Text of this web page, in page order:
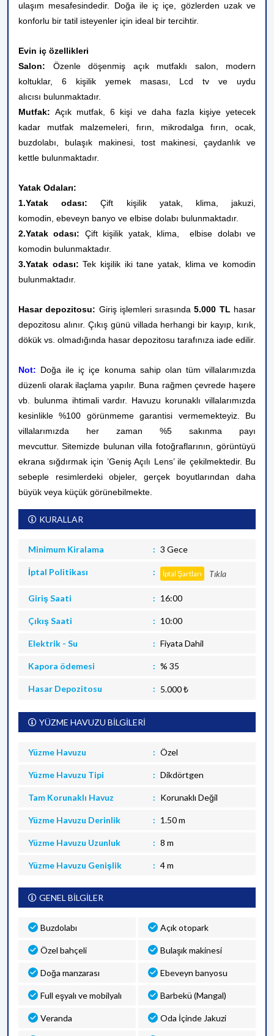
ulaşım mesafesindedir. Doğa ile iç içe, gözlerden uzak ve
konforlu bir tatil isteyenler için ideal bir tercihtir.
Evin iç özellikleri
Salon: Özenle döşenmiş açık mutfaklı salon, modern
koltuklar, 6 kişilik yemek masası, Lcd tv ve uydu
alıcısı bulunmaktadır.
Mutfak:Açık mutfak, 6 kişi ve daha fazla kişiye yetecek
kadar mutfak malzemeleri, fırın, mikrodalga fırın, ocak,
buzdolabı, bulaşık makinesi, tost makinesi, çaydanlık ve
kettle bulunmaktadır.
Yatak Odaları:
1.Yatak odası:Çift kişilik yatak, klima, jakuzi,
komodin, ebeveyn banyo ve elbise dolabı bulunmaktadır.
2.Yatak odası: Çift kişilik yatak, klima,
elbise dolabı ve
komodin bulunmaktadır.
3.Yatak odası:Tek kişilik iki tane yatak, klima ve komodin
bulunmaktadır.
Hasar depozitosu: Giriş işlemleri sırasında5.000 TL hasar
depozitosu alınır. Çıkış günü villada herhangi bir kayıp, kırık,
dökük vs. olmadığında hasar depozitosu tarafınıza iade edilir.
Not: Doğa ile iç içe konuma sahip olan tüm villalarımızda
düzenli olarak ilaçlama yapılır. Buna rağmen çevrede haşere
vb. bulunma ihtimali vardır. Havuzu korunaklı villalarımızda
kesinlikle %100 görünmeme garantisi vermemekteyiz. Bu
villalarımızda her zaman %5 sakınma payı
mevcuttur. Sitemizde bulunan villa fotoğraflarının, görüntüyü
ekrana sığdırmak için ’Geniş Açılı Lens’ ile çekilmektedir. Bu
sebeple resimlerdeki objeler, gerçek boyutlarından daha
büyük veya küçük görünebilmekte.
KURALLAR
Minimum Kiralama 3 Gece
İptal Politikası İptal Şartları Tıkla
Giriş Saati 16:00
Çıkış Saati 10:00
Elektrik - Su Fiyata Dahil
Kapora ödemesi % 35
Hasar Depozitosu 5.000 ₺
YÜZME HAVUZU BİLGİLERİ
Yüzme Havuzu Özel
Yüzme Havuzu Tipi Dikdörtgen
Tam Korunaklı Havuz Korunaklı Değil
Yüzme Havuzu Derinlik 1.50 m
Yüzme Havuzu Uzunluk 8 m
Yüzme Havuzu Genişlik 4 m
GENEL BİLGİLER
Buzdolabı Açık otopark
Özel bahçeli Bulaşık makinesi
Doğa manzarası Ebeveyn banyosu
Full eşyalı ve mobilyalı Barbekü (Mangal)
Veranda Oda İçinde Jakuzi